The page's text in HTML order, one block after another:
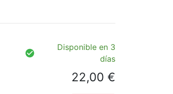
Disponible en 3
días
22,00 €